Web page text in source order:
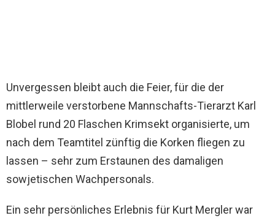
Unvergessen bleibt auch die Feier, für die der
mittlerweile verstorbene Mannschafts-Tierarzt Karl
Blobel rund 20 Flaschen Krimsekt organisierte, um
nach dem Teamtitel zünftig die Korken fliegen zu
lassen – sehr zum Erstaunen des damaligen
sowjetischen Wachpersonals.
Ein sehr persönliches Erlebnis für Kurt Mergler war